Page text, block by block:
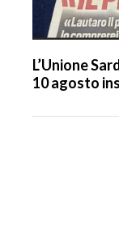
L’Unione
10 agosto